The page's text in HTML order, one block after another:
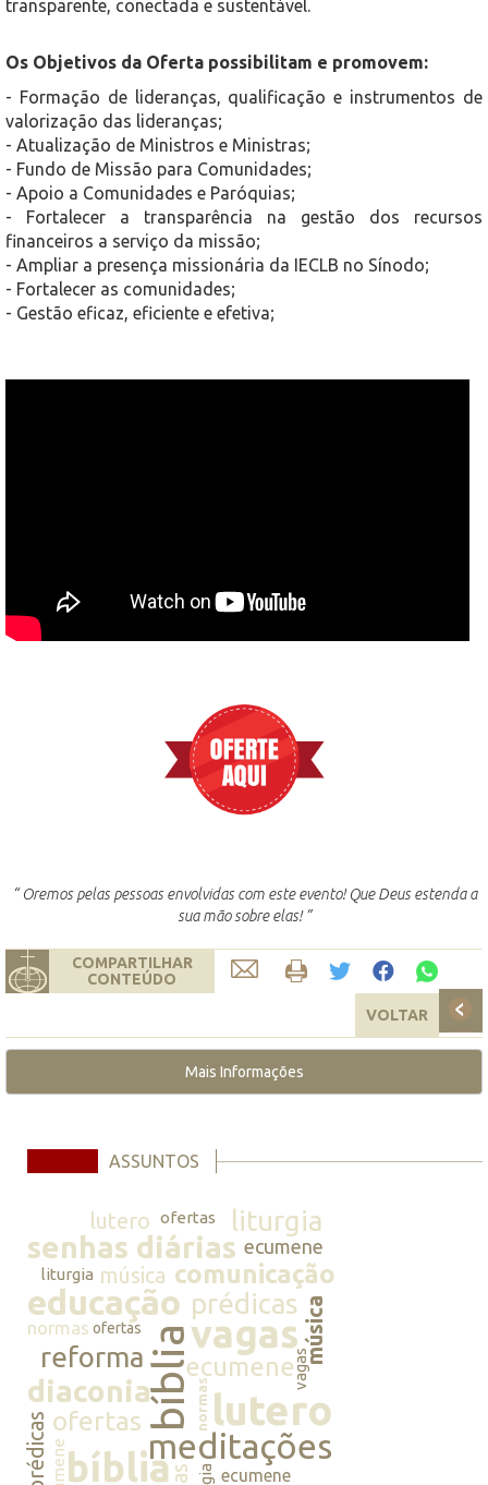
transparente, conectada e sustentável.
Os Objetivos da Oferta possibilitam e promovem:
- Formação de lideranças, qualificação e instrumentos de
valorização das lideranças;
- Atualização de Ministros e Ministras;
- Fundo de Missão para Comunidades;
- Apoio a Comunidades e Paróquias;
- Fortalecer a transparência na gestão dos recursos
financeiros a serviço da missão;
- Ampliar a presença missionária da IECLB no Sínodo;
- Fortalecer as comunidades;
- Gestão eficaz, eficiente e efetiva;
“ Oremos pelas pessoas envolvidas com este evento! Que Deus estenda a
sua mão sobre elas! ”
COMPARTILHAR
CONTEÚDO
VOLTAR
Mais Informações
ASSUNTOS
lutero ofertas liturgia
senhas diárias ecumene
liturgia música comunicação
educação prédicasmúsica
normas ofertasbíbliavagas
reforma
diaconia
ecumenevagas
prédicas ofertas normaslutero
meditações
bíblia ecumene